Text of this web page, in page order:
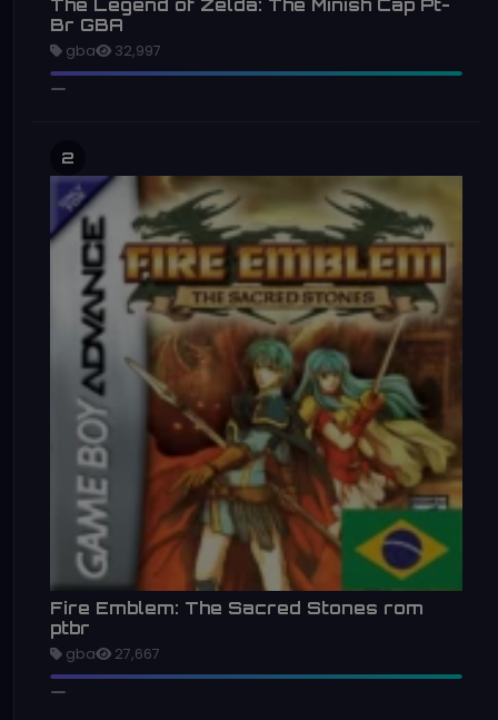
The Legend of Zelda: The Minish Cap Pt-
Br GBA
gba 32,997
2
Fire Emblem: The Sacred Stones rom
ptbr
gba 27,667